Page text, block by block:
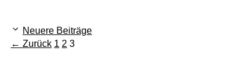
Neuere Beiträge
← Zurück Seite
1 Seite
2 Seite
3